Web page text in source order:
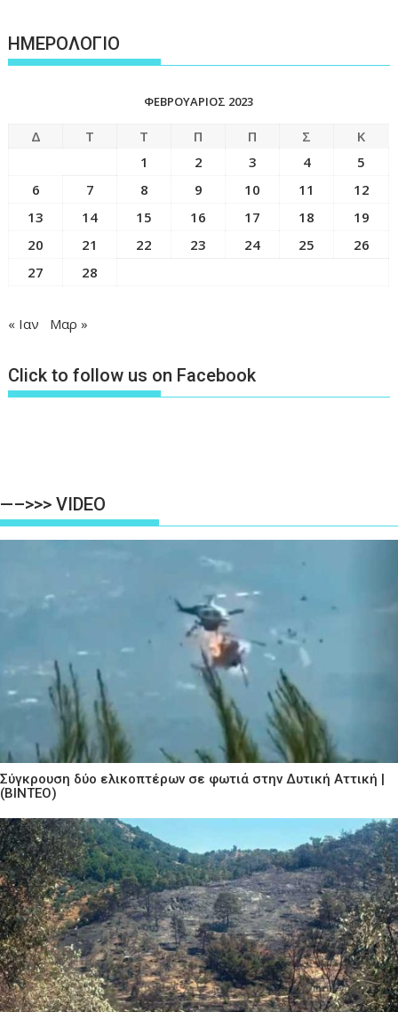
ΗΜΕΡΟΛΟΓΙΟ
ΦΕΒΡΟΥΆΡΙΟΣ 2023
Δ Τ Τ Π Π Σ
Κ
1
2 3 4
5
6
7 8 9 10 11
12
13
14 15 16 17 18
19
20
21 22 23 24 25
26
27
28
« Ιαν Μαρ »
Click to follow us on Facebook
—–>>> VIDEO
Σύγκρουση δύο ελικοπτέρων σε φωτιά στην Δυτική Αττική |
(ΒΙΝΤΕΟ)